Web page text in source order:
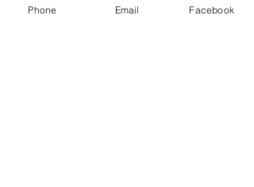
Phone Email Facebook